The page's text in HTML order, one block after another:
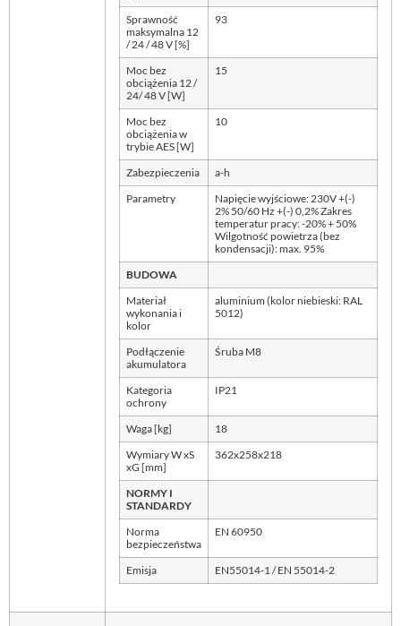
Sprawność
maksymalna 12
/ 24 / 48 V [%]
93
Moc bez
obciążenia 12 /
24/ 48 V [W]
15
Moc bez
obciążenia w
trybie AES [W]
10
Zabezpieczenia a-h
Parametry
Napięcie wyjściowe: 230V +(-)
2% 50/60 Hz +(-) 0,2% Zakres
temperatur pracy: -20% + 50%
Wilgotność powietrza (bez
kondensacji): max. 95%
BUDOWA
Materiał
wykonania i
kolor
aluminium (kolor niebieski: RAL
5012)
Podłączenie
akumulatora
Śruba M8
Kategoria
ochrony
IP21
Waga [kg] 18
Wymiary W xS
xG [mm]
362x258x218
NORMY I
STANDARDY
Norma
bezpieczeństwa
EN 60950
Emisja EN55014-1 / EN 55014-2